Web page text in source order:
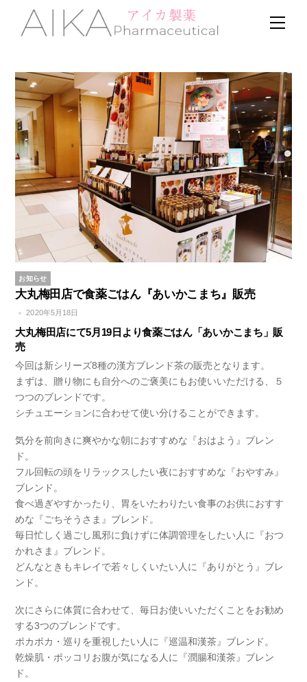
content
お知らせ
大丸梅田店で食薬ごはん『あいかこまち』販売
2020年5月18日
大丸梅田店にて5月19日より食薬ごはん「あいかこまち」販
売
今回は新シリーズ8種の漢方ブレンド茶の販売となります。
まずは、贈り物にも自分へのご褒美にもお使いいただける、５
つつのブレンドです。
シチュエーションに合わせて使い分けることができます。
気分を前向きに爽やかな朝におすすめな 『おはよう』 ブレン
ド。
フル回転の頭をリラックスしたい夜におすすめな 『おやすみ』
ブレンド。
食べ過ぎやすかったり、胃をいたわりたい食事のお供におすす
めな 『ごちそうさま』 ブレンド。
毎日忙しく過ごし風邪に負けずに体調管理をしたい人に
『おつ
かれさま』 ブレンド。
どんなときもキレイで若々しくいたい人に
『ありがとう』 ブレ
ンド。
次にさらに体質に合わせて、毎日お使いいただくことをお勧め
する3つのブレンドです。
ポカポカ・巡りを重視したい人に
『巡温和漢茶』 ブレンド。
乾燥肌・ポッコリお腹が気になる人に
『潤腸和漢茶』 ブレン
ド。